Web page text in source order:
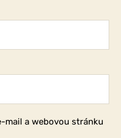
mail a webovou stránku